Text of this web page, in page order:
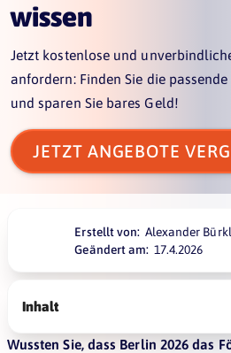
wissen
Jetzt kostenlose und
anfordern: Finden Sie die
und sparen Sie bares Geld!
JETZT ANGEBOTE
Erstellt von: Alexander
Geändert am: 17.4.2026
Inhalt
Wussten Sie, dass Berlin 2026 das